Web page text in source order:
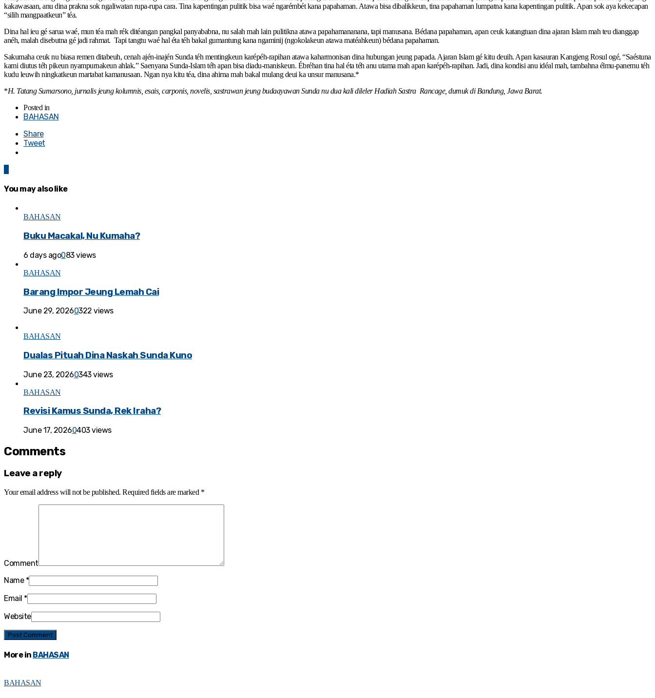
kakawasaan, anu dina prakna sok ngaliwatan rupa-rupa cara. Tina kapentingan pulitik bisa waé ngarémbét kana papahaman. Atawa bisa dibalikkeun, tina papahaman lumpatna kana kapentingan pulitik. Apan sok aya kekecapan
“silih mangpaatkeun” téa.
Dina hal ieu gé sarua waé, mun téa mah rék ditéangan pangkal panyababna, nu salah mah lain pulitikna atawa papahamananana, tapi manusana. Bédana papahaman, apan ceuk katangtuan dina ajaran Islam mah teu dianggap
anéh, malah disebutna gé jadi rahmat. Tapi tangtu waé hal éta téh bakal gumantung kana ngaminij (ngokolakeun atawa matéahkeun) bédana papahaman.
Sakumaha ceuk nu biasa remen ditabeuh, cenah ajén-inajén Sunda téh mentingkeun karépéh-rapihan atawa kaharmonisan dina hubungan jeung papada. Ajaran Islam gé kitu deuih. Apan kasauran Kangjeng Rosul ogé, “Saéstuna
kami diutus téh pikeun nyampurnakeun ahlak.” Saenyana Sunda-Islam téh apan bisa diadu-maniskeun. Ébréhan tina hal éta téh anu utama mah apan karépéh-rapihan. Jadi, dina kondisi anu idéal mah, tambahna élmu-panemu téh
kudu leuwih ningkatkeun martabat kamanusaan. Ngan nya kitu téa, dina ahirna mah bakal mulang deui ka unsur manusana.*
*H. Tatang Sumarsono, jurnalis jeung kolumnis, esais, carponis, novelis, sastrawan jeung budaayawan Sunda nu dua kali dileler Hadiah Sastra Rancage, dumuk di Bandung, Jawa Barat.
Posted in
BAHASAN
Share
Tweet
You may also like
BAHASAN
Buku Macakal, Nu Kumaha?
6 days ago083 views
BAHASAN
Barang Impor Jeung Lemah Cai
June 29, 20260322 views
BAHASAN
Dualas Pituah Dina Naskah Sunda Kuno
June 23, 20260343 views
BAHASAN
Revisi Kamus Sunda, Rek Iraha?
June 17, 20260403 views
Comments
Leave a reply
Your email address will not be published. Required fields are marked *
Comment
Name *
Email *
Website
More in BAHASAN
BAHASAN